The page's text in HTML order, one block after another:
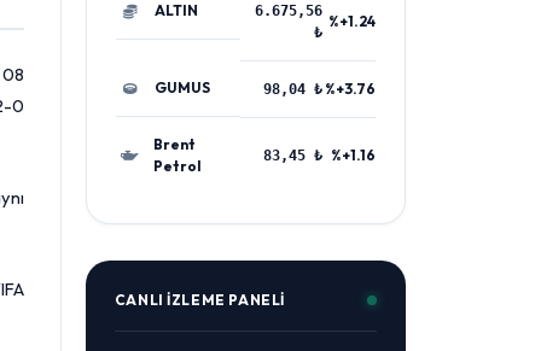
0
ALTIN
6.675,56
₺
%+1.24
GUMUS 98,04 ₺ %+3.76
Brent
Petrol
83,45 ₺ %+1.16
CANLI İZLEME PANELI